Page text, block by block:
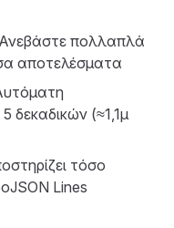
πολλαπλά
αποτελέσματα
δεκαδικών (≈1,1μ
τόσο
Lines